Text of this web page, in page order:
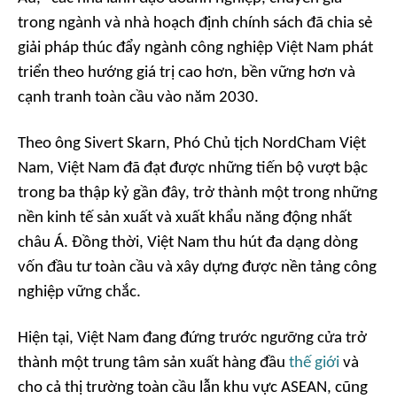
trong ngành và nhà hoạch định chính sách đã chia sẻ
giải pháp thúc đẩy ngành công nghiệp Việt Nam phát
triển theo hướng giá trị cao hơn, bền vững hơn và
cạnh tranh toàn cầu vào năm 2030.
Theo ông Sivert Skarn, Phó Chủ tịch NordCham Việt
Nam, Việt Nam đã đạt được những tiến bộ vượt bậc
trong ba thập kỷ gần đây, trở thành một trong những
nền kinh tế sản xuất và xuất khẩu năng động nhất
châu Á. Đồng thời, Việt Nam thu hút đa dạng dòng
vốn đầu tư toàn cầu và xây dựng được nền tảng công
nghiệp vững chắc.
Hiện tại, Việt Nam đang đứng trước ngưỡng cửa trở
thành một trung tâm sản xuất hàng đầu thế giới và
cho cả thị trường toàn cầu lẫn khu vực ASEAN, cũng